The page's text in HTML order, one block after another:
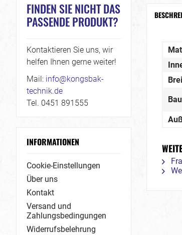
FINDEN SIE NICHT DAS
PASSENDE PRODUKT?
Kontaktieren Sie uns, wir
helfen Ihnen gerne weiter!
Mail: info@kongsbak-
technik.de
Tel. 0451 891555
INFORMATIONEN
Cookie-Einstellungen
Über uns
Kontakt
Versand und
Zahlungsbedingungen
Widerrufsbelehrung